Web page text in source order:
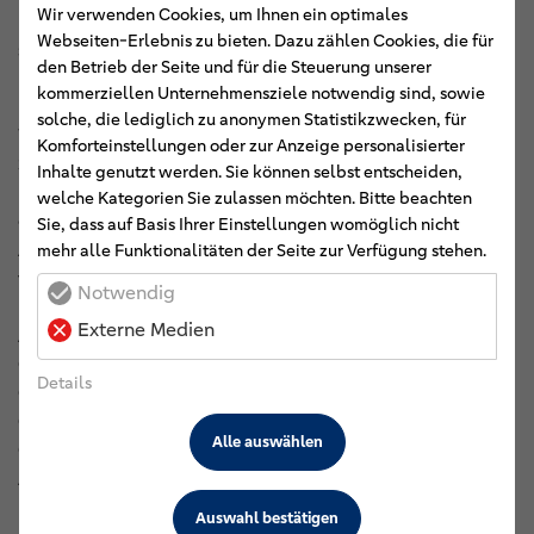
In beiden Fällen seien die Konzepte und Ideen sehr
schlüssig gewesen, so dass die Vorhaben wohlwollend
begleitet werden würden. Am JAG gehören Schülerfirmen
bereits seit einigen Jahren zum festen Bestandteil des
Wirtschaftsunterrichts. In der angedachten
Schülergenossenschaft sollen nun die vielfältigen
Nachhaltigkeitsaktivitäten der JAG-Schülerschaft
gebündelt werden, erläuterten der betreuende Lehrer
Albert Alberts-Tammena sowie die Schülerschaft aus
verschiedenen Klassenstufen beim Gründungs-Workshop.
An der OBS Herrentor sind die Vorbereitungen zur
Gründung bereits weiter fortgeschritten. Nach dem
Gründungs-Workshop Ende September in Emden wird die
Gründungsversammlung der eSG noch für das erste
Quartal dieses Jahres angepeilt. Zurzeit werden nach
Angaben der dortigen Fachbereichsleiterin Maria Jürgens-
Ihler 3D-Drucker angeschafft, für die die Schule auch
Wir verwenden Cookies, um Ihnen ein optimales
Webseiten-Erlebnis zu bieten. Dazu zählen Cookies, die für
den Betrieb der Seite und für die Steuerung unserer
kommerziellen Unternehmensziele notwendig sind, sowie
solche, die lediglich zu anonymen Statistikzwecken, für
Komforteinstellungen oder zur Anzeige personalisierter
Inhalte genutzt werden. Sie können selbst entscheiden,
welche Kategorien Sie zulassen möchten. Bitte beachten
Sie, dass auf Basis Ihrer Einstellungen womöglich nicht
mehr alle Funktionalitäten der Seite zur Verfügung stehen.
Notwendig
Externe Medien
Details
Auswahl bestätigen
Alle auswählen